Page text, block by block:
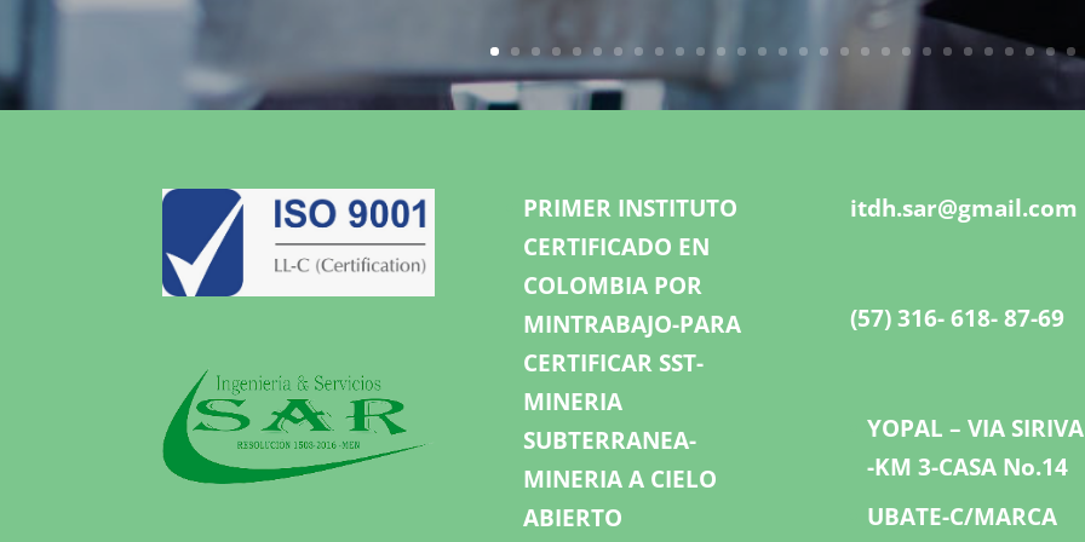
PRIMER INSTITUTO
CERTIFICADO EN
COLOMBIA POR
MINTRABAJO-PARA
CERTIFICAR SST-
MINERIA
SUBTERRANEA-
MINERIA A CIELO
ABIERTO
itdh.sar@gmail.com
(57) 316- 618- 87-69
YOPAL – VIA
-KM 3-CASA No.14
UBATE-C/MARCA